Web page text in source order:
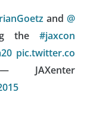
and@
the #jaxcon
pic.twitter.co